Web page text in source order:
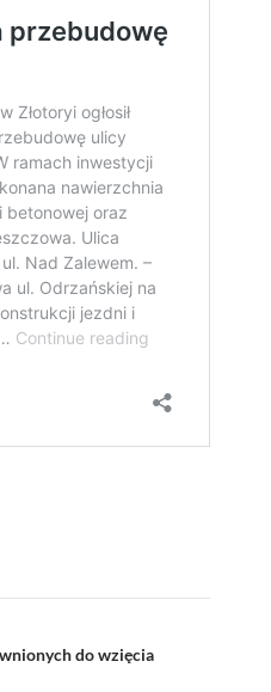
do wzięcia